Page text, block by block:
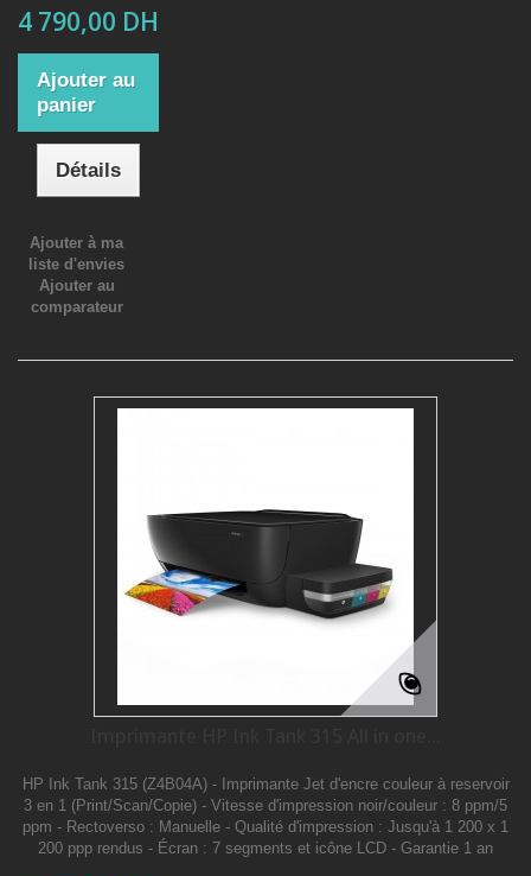
4 790,00 DH
Ajouter au
panier
Détails
Ajouter à ma
liste d'envies
Ajouter au
comparateur
HP Ink Tank 315 (Z4B04A) - Imprimante Jet d'encre couleur à reservoir
3 en 1 (Print/Scan/Copie) - Vitesse d'impression noir/couleur : 8 ppm/5
ppm - Rectoverso : Manuelle - Qualité d'impression : Jusqu'à 1 200 x 1
200 ppp rendus - Écran : 7 segments et icône LCD - Garantie 1 an